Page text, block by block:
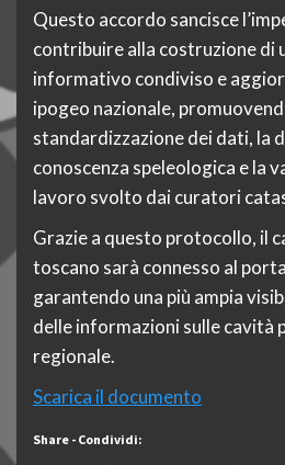
Questo accordo sancisce
contribuire alla costruzione di
informativo condiviso e
ipogeo nazionale,
standardizzazione dei dati, la
conoscenza speleologica e la
lavoro svolto dai curatori
Grazie a questo protocollo, il
toscano sarà connesso al
garantendo una più ampia
delle informazioni sulle
regionale.
Scarica il documento
Share - Condividi: